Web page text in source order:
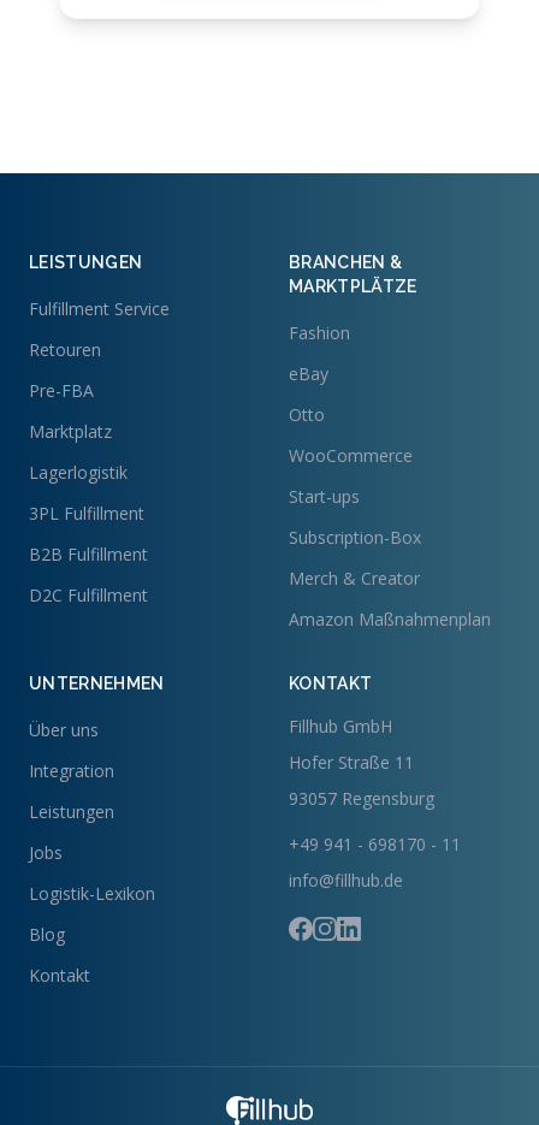
LEISTUNGEN
Fulfillment Service
Retouren
Pre-FBA
Marktplatz
Lagerlogistik
3PL Fulfillment
B2B Fulfillment
D2C Fulfillment
BRANCHEN &
MARKTPLÄTZE
Fashion
eBay
Otto
WooCommerce
Start-ups
Subscription-Box
Merch & Creator
Amazon Maßnahmenplan
UNTERNEHMEN
Über uns
Integration
Leistungen
Jobs
Logistik-Lexikon
Blog
Kontakt
KONTAKT
Fillhub GmbH
Hofer Straße 11
93057 Regensburg
+49 941 - 698170 - 11
info@fillhub.de